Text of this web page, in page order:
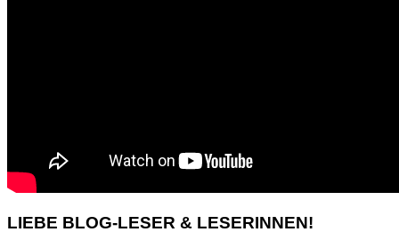
LIEBE BLOG-LESER & LESERINNEN!